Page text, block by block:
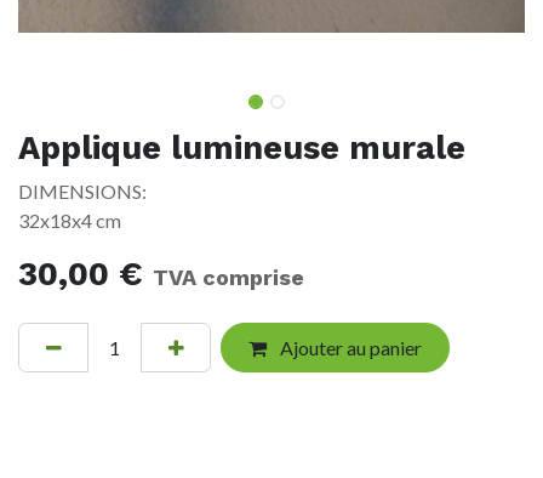
Applique lumineuse murale
DIMENSIONS:
32x18x4 cm
30,00 € TVA comprise
Ajouter au panier